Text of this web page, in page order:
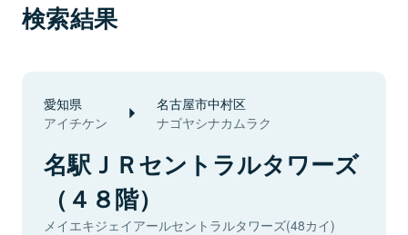
検索結果
愛知県
アイチケン
名古屋市中村区
ナゴヤシナカムラク
名駅ＪＲセントラルタワーズ
（４８階）
メイエキジェイアールセントラルタワーズ(48カイ)